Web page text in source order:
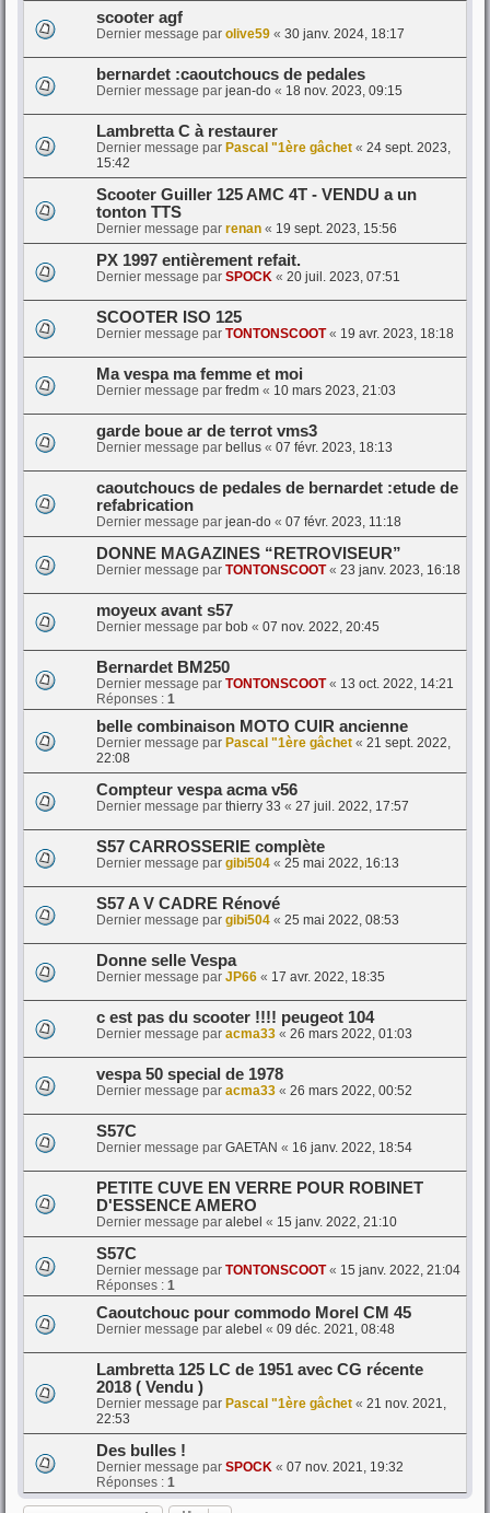
scooter agf
Dernier message par olive59 « 30 janv. 2024, 18:17
bernardet :caoutchoucs de pedales
Dernier message par jean-do « 18 nov. 2023, 09:15
Lambretta C à restaurer
Dernier message par Pascal "1ère gâchet « 24 sept. 2023,
15:42
Scooter Guiller 125 AMC 4T - VENDU a un
tonton TTS
Dernier message par renan « 19 sept. 2023, 15:56
PX 1997 entièrement refait.
Dernier message par SPOCK « 20 juil. 2023, 07:51
SCOOTER ISO 125
Dernier message par TONTONSCOOT« 19 avr. 2023, 18:18
Ma vespa ma femme et moi
Dernier message par fredm « 10 mars 2023, 21:03
garde boue ar de terrot vms3
Dernier message par bellus « 07 févr. 2023, 18:13
caoutchoucs de pedales de bernardet :etude de
refabrication
Dernier message par jean-do « 07 févr. 2023, 11:18
DONNE MAGAZINES “RETROVISEUR”
Dernier message par TONTONSCOOT« 23 janv. 2023, 16:18
moyeux avant s57
Dernier message par bob « 07 nov. 2022, 20:45
Bernardet BM250
Dernier message par TONTONSCOOT« 13 oct. 2022, 14:21
Réponses : 1
belle combinaison MOTO CUIR ancienne
Dernier message par Pascal "1ère gâchet « 21 sept. 2022,
22:08
Compteur vespa acma v56
Dernier message par thierry 33 « 27 juil. 2022, 17:57
S57 CARROSSERIE complète
Dernier message par gibi504 « 25 mai 2022, 16:13
S57 A V CADRE Rénové
Dernier message par gibi504 « 25 mai 2022, 08:53
Donne selle Vespa
Dernier message par JP66 « 17 avr. 2022, 18:35
c est pas du scooter !!!! peugeot 104
Dernier message par acma33 « 26 mars 2022, 01:03
vespa 50 special de 1978
Dernier message par acma33 « 26 mars 2022, 00:52
S57C
Dernier message par GAETAN « 16 janv. 2022, 18:54
PETITE CUVE EN VERRE POUR ROBINET
D'ESSENCE AMERO
Dernier message par alebel « 15 janv. 2022, 21:10
S57C
Dernier message par TONTONSCOOT« 15 janv. 2022, 21:04
Réponses : 1
Caoutchouc pour commodo Morel CM 45
Dernier message par alebel « 09 déc. 2021, 08:48
Lambretta 125 LC de 1951 avec CG récente
2018 ( Vendu )
Dernier message par Pascal "1ère gâchet « 21 nov. 2021,
22:53
Des bulles !
Dernier message par SPOCK « 07 nov. 2021, 19:32
Réponses : 1